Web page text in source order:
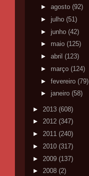
► agosto (92)
► julho (51)
► junho (42)
► maio (125)
► abril (123)
► março (124)
► fevereiro (79)
► janeiro (58)
► 2013 (608)
► 2012 (347)
► 2011 (240)
► 2010 (317)
► 2009 (137)
► 2008 (2)